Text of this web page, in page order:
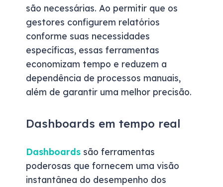
são necessárias. Ao permitir que os
gestores configurem relatórios
conforme suas necessidades
específicas, essas ferramentas
economizam tempo e reduzem a
dependência de processos manuais,
além de garantir uma melhor precisão.
Dashboards em tempo real
Dashboards são ferramentas
poderosas que fornecem uma visão
instantânea do desempenho dos